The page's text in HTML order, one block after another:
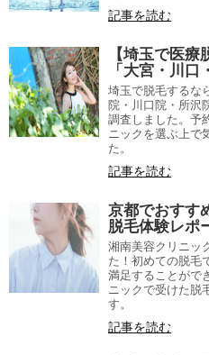
記事を読む
【埼玉で医
「大宮・川口
埼玉で脱毛するな
院・川口院・所沢
調査しました。予
ニックを選ぶ上で
た。
記事を読む
京都でおすす
脱毛体験レポ
湘南美容クリニッ
た！初めての脱毛
満足することがで
ニックで受けた脱
す。
記事を読む